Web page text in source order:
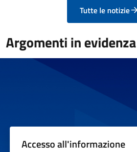
Tutte le notizie
Argomenti in evidenza
Accesso all'informazione